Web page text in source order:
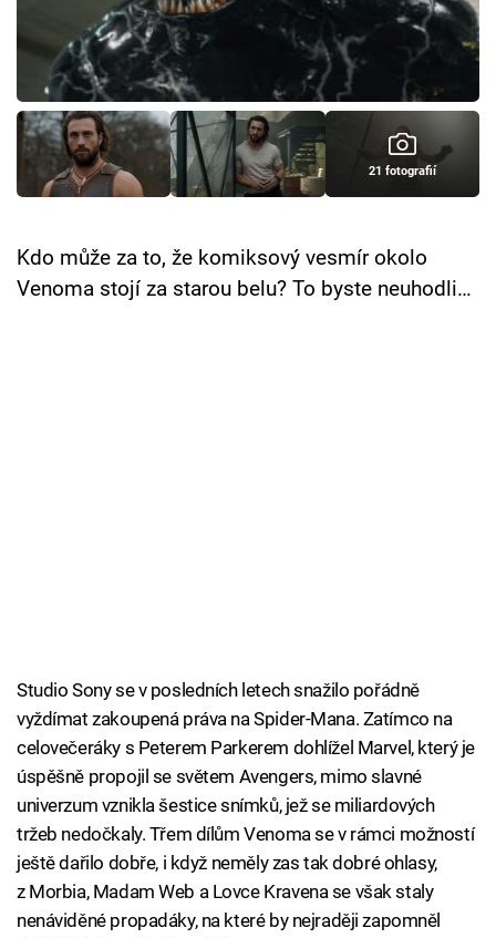
Pořady
TV Program
Sledujte prima+ 21 fotografií
Kdo může za to, že komiksový vesmír okolo
Venoma stojí za starou belu? To byste neuhodli…
Studio Sony se v posledních letech snažilo pořádně
vyždímat zakoupená práva na Spider-Mana. Zatímco na
celovečeráky s Peterem Parkerem dohlížel Marvel, který je
úspěšně propojil se světem Avengers, mimo slavné
univerzum vznikla šestice snímků, jež se miliardových
tržeb nedočkaly. Třem dílům Venoma se v rámci možností
ještě dařilo dobře, i když neměly zas tak dobré ohlasy,
z Morbia, Madam Web a Lovce Kravena se však staly
nenáviděné propadáky, na které by nejraději zapomněl